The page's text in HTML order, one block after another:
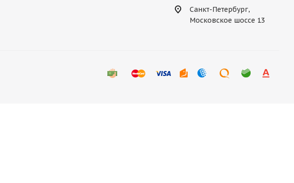
Санкт-Петербург,
Московское шоссе 13